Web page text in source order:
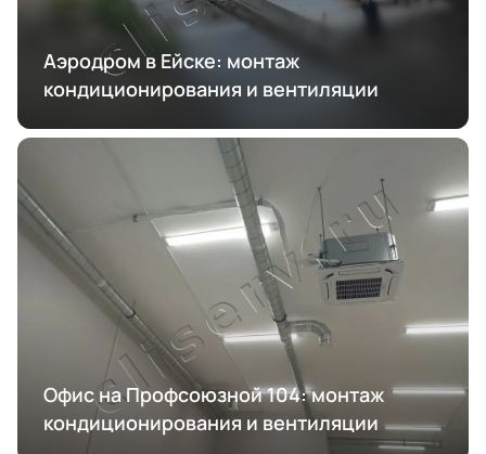
Аэродром в Ейске: монтаж
кондиционирования и вентиляции
Офис на Профсоюзной 104: монтаж
кондиционирования и вентиляции